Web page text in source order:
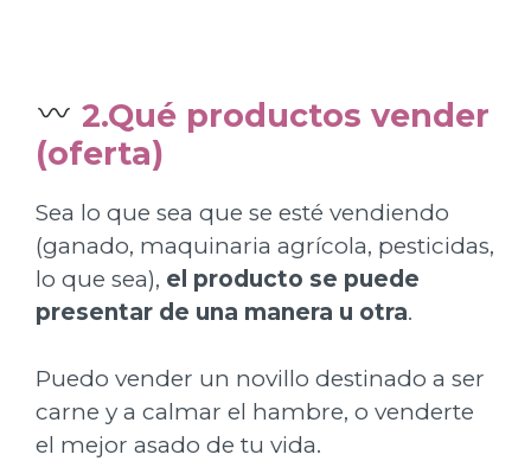
2.Qué productos vender
(oferta)
Sea lo que sea que se esté vendiendo
(ganado, maquinaria agrícola, pesticidas,
lo que sea), el producto se puede
presentar de una manera u otra.
Puedo vender un novillo destinado a ser
carne y a calmar el hambre, o venderte
el mejor asado de tu vida.